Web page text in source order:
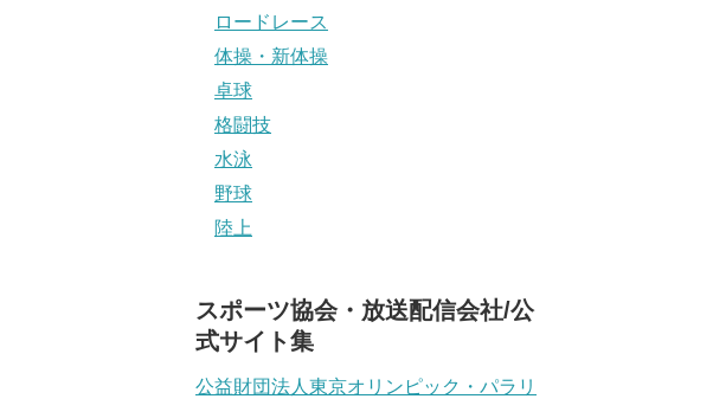
ロードレース
体操・新体操
卓球
格闘技
水泳
野球
陸上
スポーツ協会・放送配信会社/公
式サイト集
公益財団法人東京オリンピック・パラリ